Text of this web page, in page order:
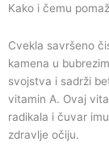
Kako i čemu
Cvekla savršeno
kamena u
svojstva i sadrži
vitamin A. Ovaj
radikala i čuvar
zdravlje očiju.